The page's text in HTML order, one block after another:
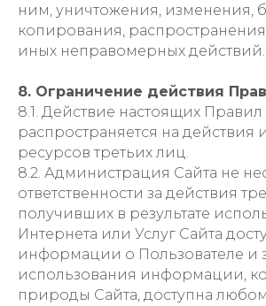
ним, уничтожения, изменения,
копирования,
иных неправомерных действий.
8. Ограничение действия
8.1. Действие настоящих Правил
распространяется на действия
ресурсов третьих лиц.
8.2. Администрация Сайта не
ответственности за действия
получивших в результате
Интернета или Услуг Сайта
информации о Пользователе и
использования информации,
природы Сайта, доступна